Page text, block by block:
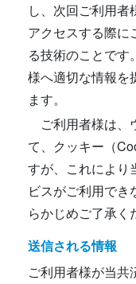
し、次回ご利用
アクセスする際に
る技術のことで
様へ適切な情報を
ます。
ご利用者様は、
て、クッキー（
すが、これにより
ビスがご利用で
らかじめご了承く
送信される情報
ご利用者様が当